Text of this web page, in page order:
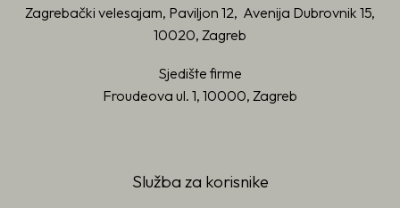
Zagrebački velesajam, Paviljon 12, Avenija Dubrovnik 15,
10020, Zagreb
Sjedište firme
Froudeova ul. 1, 10000, Zagreb
Služba za korisnike